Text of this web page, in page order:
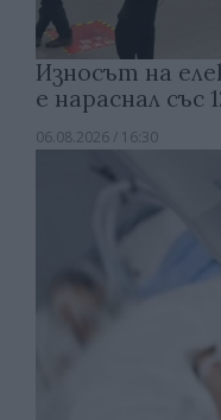
Износът на
е нараснал със
06.08.2026 / 16:30